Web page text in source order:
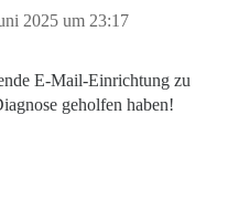
2025 um 23:17
E-Mail-Einrichtung zu
geholfen haben!